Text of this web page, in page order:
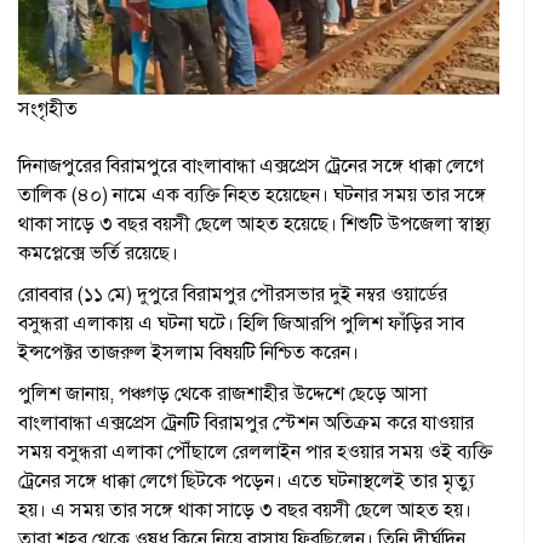
সংগৃহীত
দিনাজপুরের বিরামপুরে বাংলাবান্ধা এক্সপ্রেস ট্রেনের সঙ্গে ধাক্কা লেগে
তালিক (৪০) নামে এক ব্যক্তি নিহত হয়েছেন। ঘটনার সময় তার সঙ্গে
থাকা সাড়ে ৩ বছর বয়সী ছেলে আহত হয়েছে। শিশুটি উপজেলা স্বাস্থ্য
কমপ্লেক্সে ভর্তি রয়েছে।
রোববার (১১ মে) দুপুরে বিরামপুর পৌরসভার দুই নম্বর ওয়ার্ডের
বসুন্ধরা এলাকায় এ ঘটনা ঘটে। হিলি জিআরপি পুলিশ ফাঁড়ির সাব
ইন্সপেক্টর তাজরুল ইসলাম বিষয়টি নিশ্চিত করেন।
পুলিশ জানায়, পঞ্চগড় থেকে রাজশাহীর উদ্দেশে ছেড়ে আসা
বাংলাবান্ধা এক্সপ্রেস ট্রেনটি বিরামপুর স্টেশন অতিক্রম করে যাওয়ার
সময় বসুন্ধরা এলাকা পৌঁছালে রেললাইন পার হওয়ার সময় ওই ব্যক্তি
ট্রেনের সঙ্গে ধাক্কা লেগে ছিটকে পড়েন। এতে ঘটনাস্থলেই তার মৃত্যু
হয়। এ সময় তার সঙ্গে থাকা সাড়ে ৩ বছর বয়সী ছেলে আহত হয়।